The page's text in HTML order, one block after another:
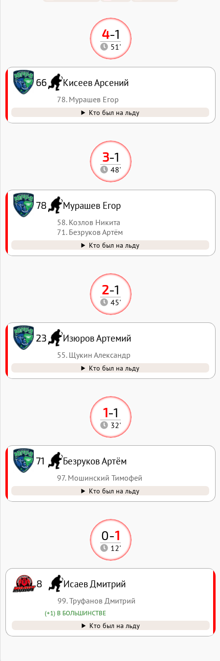
0-1
12'
8 Исаев Дмитрий
99. Труфанов Дмитрий
(+1) В БОЛЬШИНСТВЕ
Кто был на льду
1-1
32'
71 Безруков Артём
97. Мошинский Тимофей
Кто был на льду
2-1
45'
23 Изюров Артемий
55. Щукин Александр
Кто был на льду
3-1
48'
78 Мурашев Егор
58. Козлов Никита
71. Безруков Артём
Кто был на льду
4-1
51'
66 Кисеев Арсений
78. Мурашев Егор
Кто был на льду